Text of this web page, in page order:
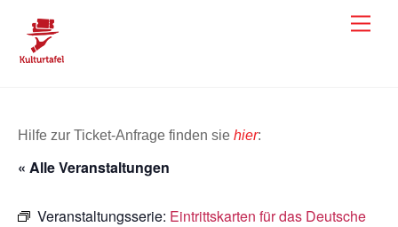
content
Hilfe zur Ticket-Anfrage finden sie hier:
« Alle Veranstaltungen
Veranstaltungsserie: Eintrittskarten für das Deutsche